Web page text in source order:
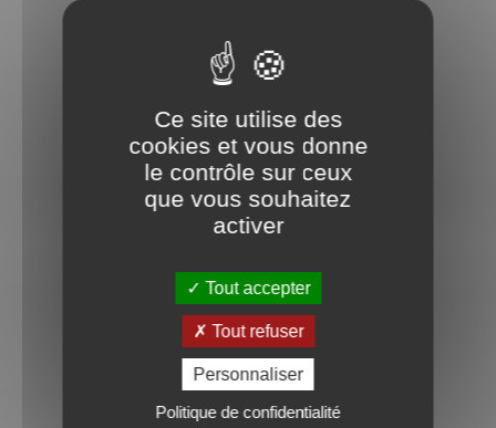
Boutique
Tableau de bord
Test gratuit
Documentation
Questions fréquentes
Blog
Ce site utilise des
cookies et vous donne
le contrôle sur ceux
que vous souhaitez
activer
Tout accepter
Tout refuser
Personnaliser
Politique de confidentialité